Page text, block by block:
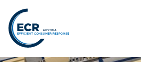
Logo: ECR Austria